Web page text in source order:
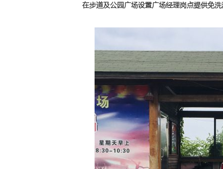
在步道及公园广场设置广场经理岗点提供免